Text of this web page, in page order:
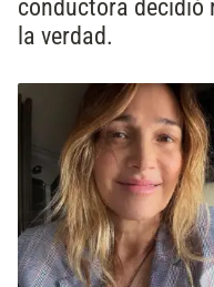
conductora decidió
la verdad.